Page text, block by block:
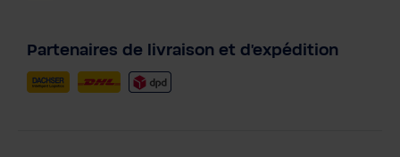
Partenaires de livraison et d'expédition